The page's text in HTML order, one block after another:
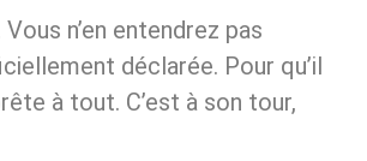
n’en entendrez pas
déclarée. Pour qu’il
à tout. C’est à son tour,